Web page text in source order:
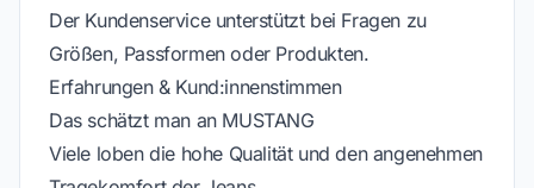
Der Kundenservice unterstützt bei Fragen zu
Größen, Passformen oder Produkten.
Erfahrungen & Kund:innenstimmen
Das schätzt man an MUSTANG
Viele loben die hohe Qualität und den angenehmen